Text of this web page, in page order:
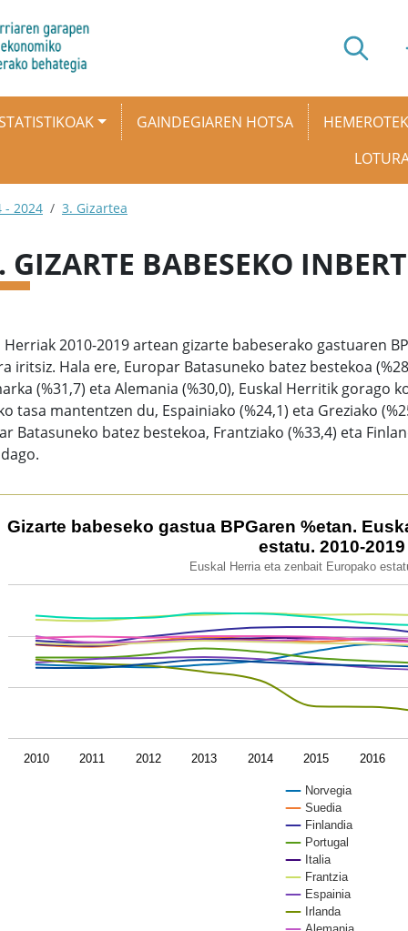
GAINDEGIAREN HOTSA
- 2024 3. Gizartea
GIZARTE BABESEKO
Herriak 2010-2019 artean gizarte babeserako gastuaren
iritsiz. Hala ere, Europar Batasuneko batez bestekoa
(%31,7) eta Alemania (%30,0), Euskal Herritik gorago
tasa mantentzen du, Espainiako (%24,1) eta Greziako
Batasuneko batez bestekoa, Frantziako (%33,4) eta
babeseko gastua BPGaren %etan. Euskal Herria eta
Herria eta zenbait Europako estatu. 2010-2019
as data table, Gizarte babeseko gastua BPGaren %etan.
has 1 X axis displaying categories.
has 1 Y axis displaying values. Data ranges from 13.7
Gizarte babeseko gastua BPGaren %etan.
estatu. 2010-2019
Euskal Herria eta zenbait Europako
Norvegia
Suedia
Finlandia
Portugal
Italia
Frantzia
Espainia
Irlanda
2010 2011 2012 2013 2014 2015 2016